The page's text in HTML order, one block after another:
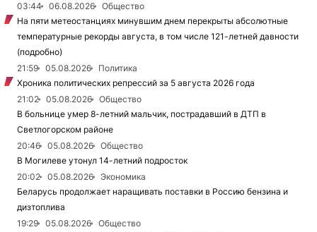
03:44
06.08.2026
Общество
На пяти метеостанциях минувшим днем перекрыты абсолютные
температурные рекорды августа, в том числе 121-летней давности
(подробно)
21:59
05.08.2026
Политика
Хроника политических репрессий за 5 августа 2026 года
21:02
05.08.2026
Общество
В больнице умер 8-летний мальчик, пострадавший в ДТП в
Светлогорском районе
20:46
05.08.2026
Общество
В Могилеве утонул 14-летний подросток
20:02
05.08.2026
Экономика
Беларусь продолжает наращивать поставки в Россию бензина и
дизтоплива
19:29
05.08.2026
Общество